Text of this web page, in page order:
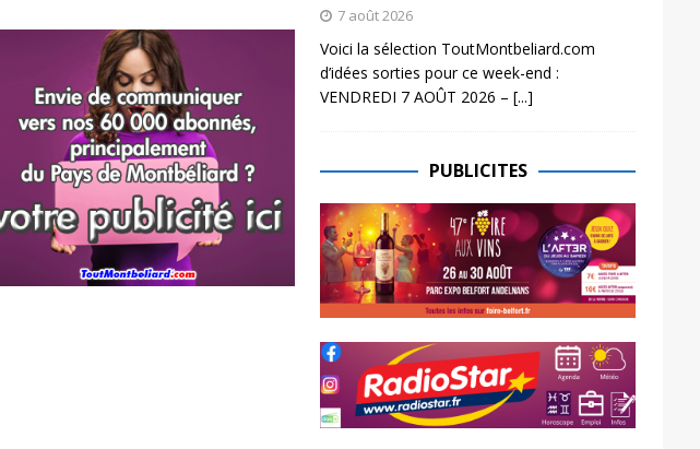
7 août 2026
Voici la sélection ToutMontbeliard.com
d’idées sorties pour ce week-end :
VENDREDI 7 AOÛT 2026 – [...]
PUBLICITES